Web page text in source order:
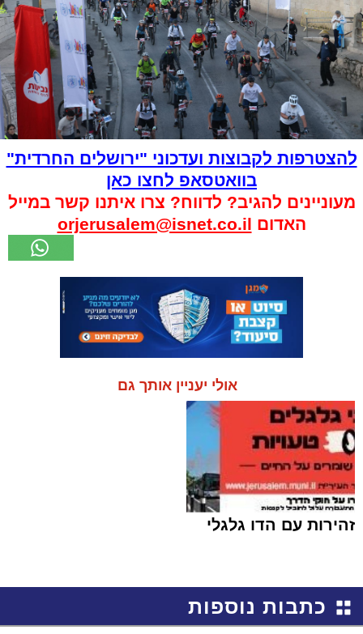
להצטרפות לקבוצות ועדכוני "ירושלים החרדית"
בוואטסאפ לחצו כאן
מעוניינים להגיב? לדווח? צרו איתנו קשר במייל
האדום orjerusalem@isnet.co.il
אולי יעניין אותך גם
זהירות עם הדו גלגלי
כתבות נוספות